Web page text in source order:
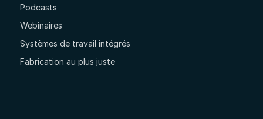
Podcasts
Webinaires
Systèmes de travail intégrés
Fabrication au plus juste